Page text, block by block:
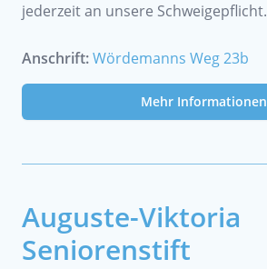
jederzeit an unsere Schweigepflicht.
Anschrift:Wördemanns Weg 23b
Mehr Informationen
Auguste-Viktoria
Seniorenstift